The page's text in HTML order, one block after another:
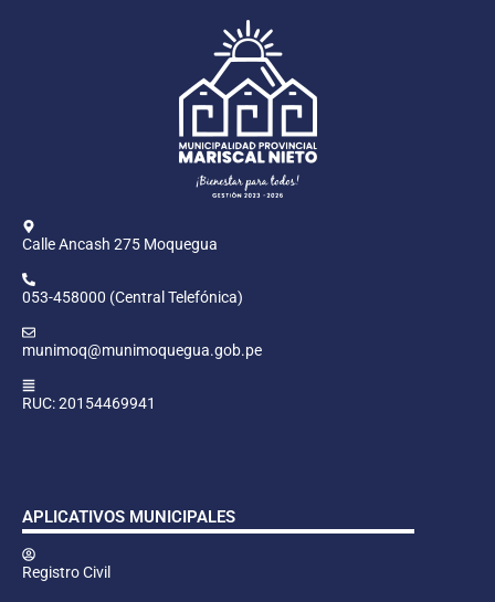
Calle Ancash 275 Moquegua
053-458000 (Central Telefónica)
munimoq@munimoquegua.gob.pe
RUC: 20154469941
APLICATIVOS MUNICIPALES
Registro Civil